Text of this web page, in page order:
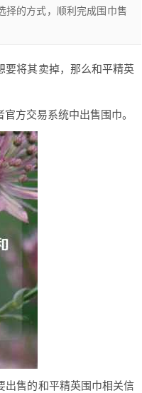
择的方式，顺利完成围巾售
要将其卖掉，那么和平精英
方交易系统中出售围巾。
出售的和平精英围巾相关信